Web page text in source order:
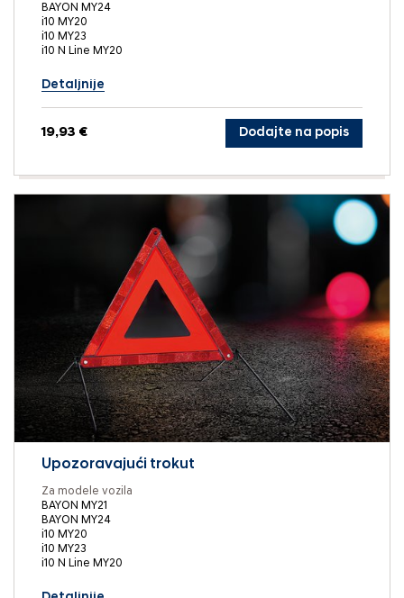
BAYON MY24
i10 MY20
i10 MY23
i10 N Line MY20
Detaljnije
19,93 € Dodajte na popis
Upozoravajući trokut
Za modele vozila
BAYON MY21
BAYON MY24
i10 MY20
i10 MY23
i10 N Line MY20